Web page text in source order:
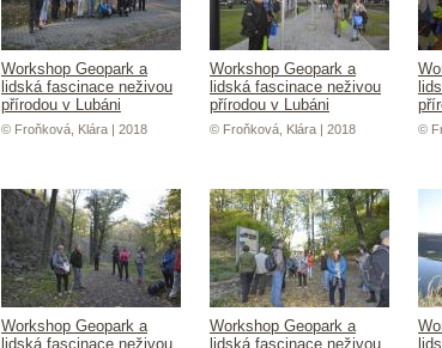
Workshop Geopark a
lidská fascinace neživou
přírodou v Lubáni
© Froňková, Klára | 2018
Workshop Geopark a
lidská fascinace neživou
přírodou v Lubáni
© Froňková, Klára | 2018 ©
Workshop Geopark a
lidská fascinace neživou
Workshop Geopark a
lidská fascinace neživou